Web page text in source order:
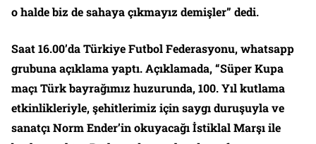
o halde biz de sahaya çıkmayız demişler” dedi.
Saat 16.00’da Türkiye Futbol Federasyonu, whatsapp
grubuna açıklama yaptı. Açıklamada, “Süper Kupa
maçı Türk bayrağımız huzurunda, 100. Yıl kutlama
etkinlikleriyle, şehitlerimiz için saygı duruşuyla ve
sanatçı Norm Ender’in okuyacağı İstiklal Marşı ile